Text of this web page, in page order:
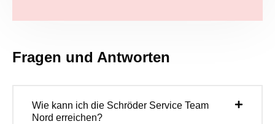
Fragen und Antworten
Wie kann ich die Schröder Service Team
Nord erreichen?